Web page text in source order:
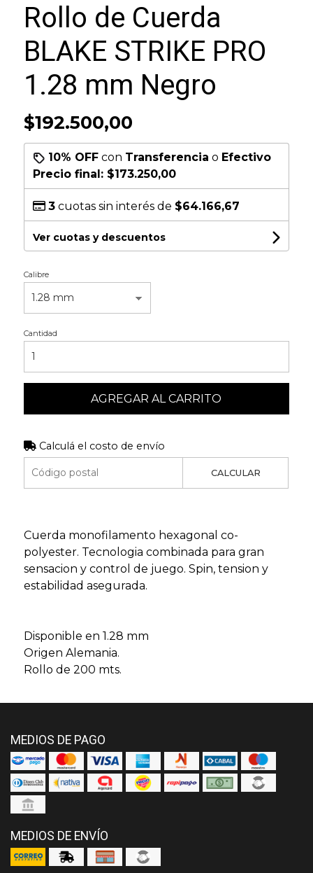
Rollo de Cuerda
BLAKE STRIKE PRO
1.28 mm Negro
$192.500,00
10% OFFcon Transferencia o Efectivo
Precio final: $173.250,00
3cuotas sin interés de $64.166,67
Ver cuotas y descuentos
Calibre
Cantidad
AGREGAR AL CARRITO
Calculá el costo de envío
CALCULAR
Cuerda monofilamento hexagonal co-
polyester. Tecnologia combinada para gran
sensacion y control de juego. Spin, tension y
estabilidad asegurada.
Disponible en 1.28 mm
Origen Alemania.
Rollo de 200 mts.
MEDIOS DE PAGO
MEDIOS DE ENVÍO